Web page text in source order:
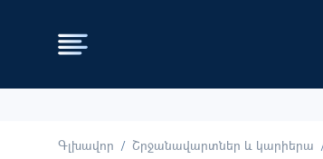
Գլխավոր Շրջանավարտներ և կարիերա